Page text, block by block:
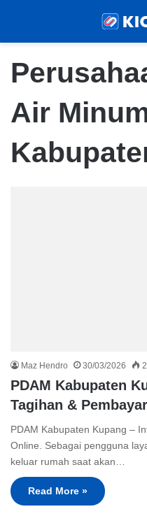
Air
Maz Hendro 30/03/2026
PDAM Kabupaten
Tagihan &
PDAM Kabupaten Kupang –
Online. Sebagai pengguna
keluar rumah saat akan…
Read More »